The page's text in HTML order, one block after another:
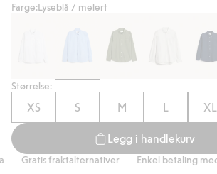
Farge:Lyseblå / melert
Størrelse:
XS S M L XL
Legg i handlekurv
Gratis fraktalternativer Enkel betaling med